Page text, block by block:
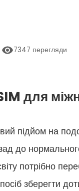
7347 перегляди
для
підйом на
до
потрібно
зберегти